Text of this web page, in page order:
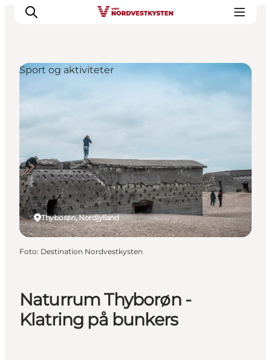
Feriesteder
Inspiration
Handicapvenlig ferie
Events
Overnatning
Planlæg din ferie
Naturrum Thyborøn -
Klatring på bunkers
Thyborøn, Nordjylland
Sport og aktiviteter
Foto: Destination Nordvestkysten